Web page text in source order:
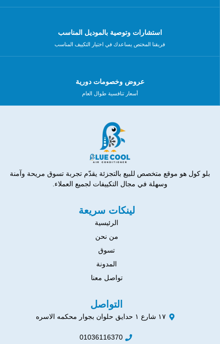
استشارات وتوصية بالموديل المناسب
فريقنا المختص يساعدك في اختيار التكييف المناسب
عروض وخصومات دورية
أسعار تنافسية طوال العام
بلو كول هو موقع متخصص للبيع بالتجزئة يقدّم تجربة تسوق مريحة وآمنة
وسهلة في مجال التكييفات لجميع العملاء.
لينكات سريعة
الرئيسية
من نحن
تسوق
المدونة
تواصل معنا
التواصل
١٧ شارع ١ حدايق حلوان بجوار محكمه الاسره
01036116370